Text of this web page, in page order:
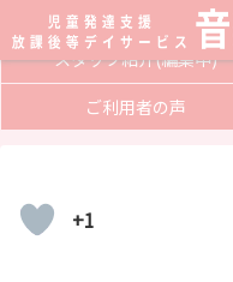
サービス内容
スタッフ紹介(編集中)
ご利用者の声
+1